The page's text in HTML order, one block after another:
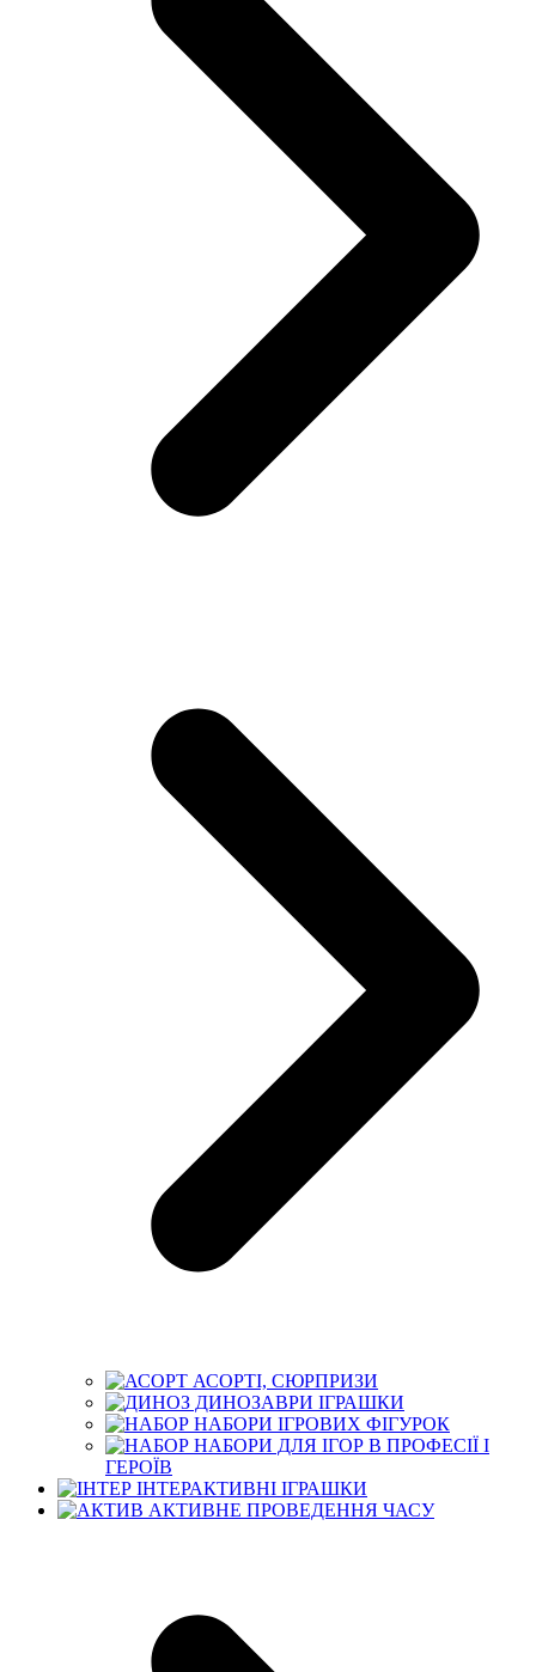
АСОРТІ, СЮРПРИЗИ
ДИНОЗАВРИ ІГРАШКИ
НАБОРИ ІГРОВИХ ФІГУРОК
НАБОРИ ДЛЯ ІГОР В ПРОФЕСІЇ І
ГЕРОЇВ
ІНТЕРАКТИВНІ ІГРАШКИ
АКТИВНЕ ПРОВЕДЕННЯ ЧАСУ